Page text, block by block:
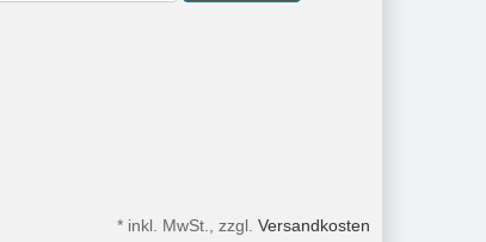
* inkl. MwSt., zzgl. Versandkosten